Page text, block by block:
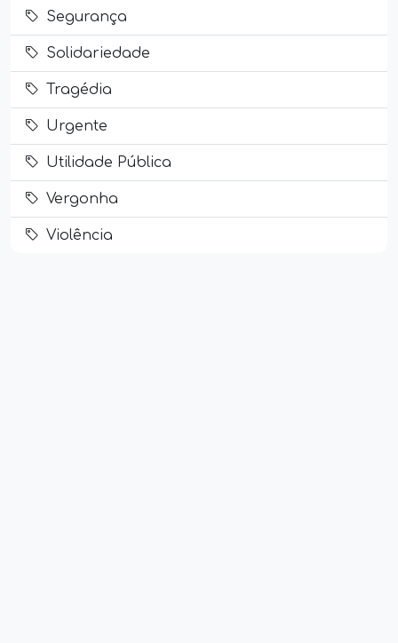
Segurança
Solidariedade
Tragédia
Urgente
Utilidade Pública
Vergonha
Violência